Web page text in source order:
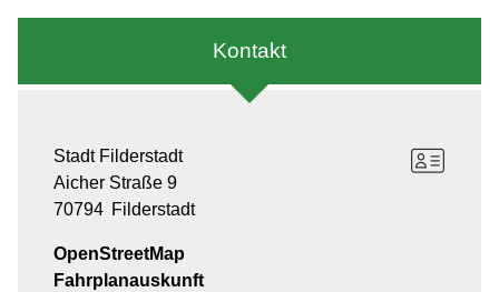
Kontakt
Stadt Filderstadt
Aicher Straße 9
70794 Filderstadt
OpenStreetMap
Fahrplanauskunft